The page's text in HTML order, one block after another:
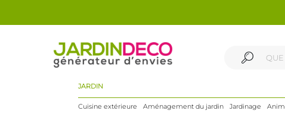
JARDIN
Cuisine extérieure Aménagement du jardin Jardinage